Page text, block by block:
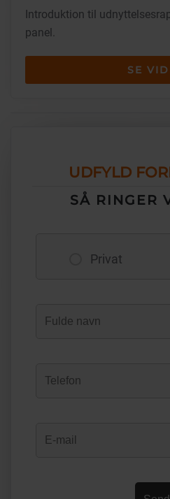
Introduktion til
panel.
SE
UDFYLD
SÅ RINGER
Privat